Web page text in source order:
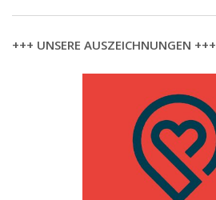
+++ UNSERE AUSZEICHNUNGEN +++